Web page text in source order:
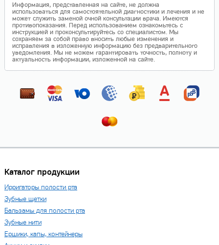
Информация, представленная на сайте, не должна
использоваться для самостоятельной диагностики и лечения и не
может служить заменой очной консультации врача. Имеются
противопоказания. Перед использованием ознакомьтесь с
инструкцией и проконсультируйтесь со специалистом. Мы
сохраняем за собой право вносить любые изменения и
исправления в изложенную информацию без предварительного
уведомления. Мы не можем гарантировать точность, полноту и
актуальность информации, изложенной на сайте.
Каталог продукции
Ирригаторы полости рта
Зубные щетки
Бальзамы для полости рта
Зубные нити
Ершики, капы, контейнеры